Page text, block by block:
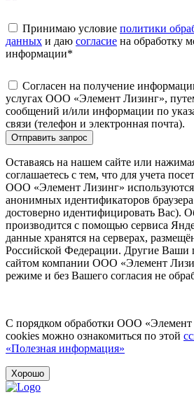
Принимаю условие политики
данных и даю согласие на обработку
информации*
Согласен на получение
услугах ООО «Элемент Лизинг»,
сообщений и/или информации по
связи (телефон и электронная почта).
Отправить запрос
Оставаясь на нашем сайте или
соглашаетесь с тем, что для учета
ООО «Элемент Лизинг» используются
анонимных идентификаторов
достоверно идентифицировать Вас).
производится с помощью сервиса
данные хранятся на серверах,
Российской Федерации. Другие Ваши
сайтом компании ООО «Элемент
режиме и без Вашего согласия не
С порядком обработки ООО «Элемент
cookies можно ознакомиться по этой
«Полезная информация»
Хорошо